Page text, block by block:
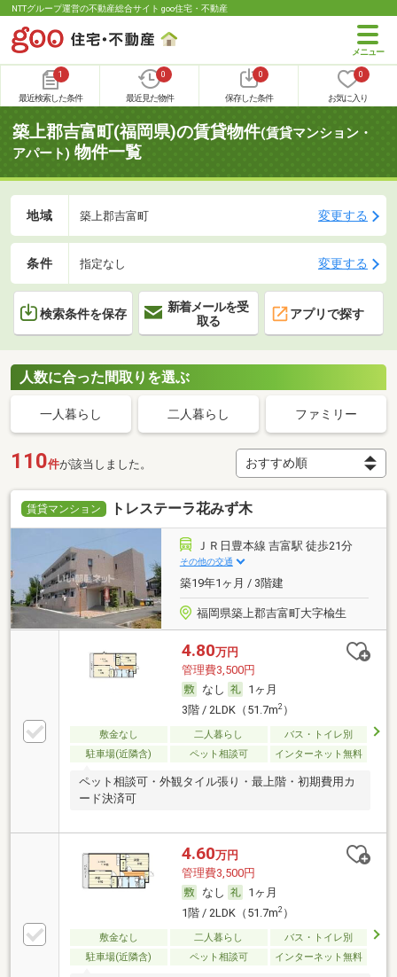
NTTグループ運営の不動産総合サイト goo住宅・不動産
1
最近検索した条件
0
最近見た物件
0
保存した条件
0
お気に入り
築上郡吉富町(福岡県)の賃貸物件(賃貸マンション・
アパート) 物件一覧
地域 築上郡吉富町 変更する
条件 指定なし 変更する
検索条件を保存
新着メールを受
取る
アプリで探す
人数に合った間取りを選ぶ
一人暮らし 二人暮らし ファミリー
110件が該当しました。
賃貸マンション トレステーラ花みず木
ＪＲ日豊本線 吉富駅 徒歩21分
その他の交通
築19年1ヶ月 / 3階建
福岡県築上郡吉富町大字楡生
4.80万円
管理費3,500円
なし
1ヶ月
3階 / 2LDK（51.7m2）
敷金なし 二人暮らし
バス・トイレ別
駐車場(近隣含)
ペット相談可 インターネット無料
ペット相談可・外観タイル張り・最上階・初期費用カ
ード決済可
4.60万円
管理費3,500円
なし
1ヶ月
1階 / 2LDK（51.7m2）
敷金なし 二人暮らし
バス・トイレ別
駐車場(近隣含)
ペット相談可 インターネット無料